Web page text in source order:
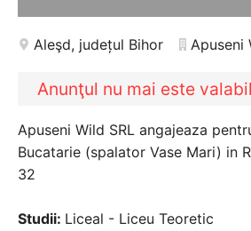
Aleşd, județul Bihor Apuseni
Anunţul nu mai este valabil
Apuseni Wild SRL angajeaza
Bucatarie (spalator Vase Mari) in
32
Studii: Liceal - Liceu Teoretic